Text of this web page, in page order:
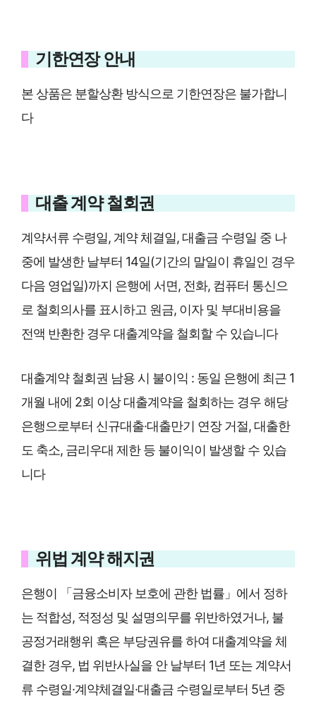
기한연장 안내
본 상품은 분할상환 방식으로 기한연장은 불가합니
다
대출 계약 철회권
계약서류 수령일, 계약 체결일, 대출금 수령일 중 나
중에 발생한 날부터 14일(기간의 말일이 휴일인 경우
다음 영업일)까지 은행에 서면, 전화, 컴퓨터 통신으
로 철회의사를 표시하고 원금, 이자 및 부대비용을
전액 반환한 경우 대출계약을 철회할 수 있습니다
대출계약 철회권 남용 시 불이익 : 동일 은행에 최근 1
개월 내에 2회 이상 대출계약을 철회하는 경우 해당
은행으로부터 신규대출·대출만기 연장 거절, 대출한
도 축소, 금리우대 제한 등 불이익이 발생할 수 있습
니다
위법 계약 해지권
은행이 「금융소비자 보호에 관한 법률」에서 정하
는 적합성, 적정성 및 설명의무를 위반하였거나, 불
공정거래행위 혹은 부당권유를 하여 대출계약을 체
결한 경우, 법 위반사실을 안 날부터 1년 또는 계약서
류 수령일·계약체결일·대출금 수령일로부터 5년 중